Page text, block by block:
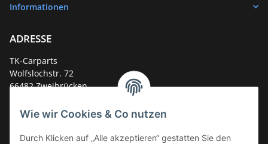
Wie wir Cookies & Co nutzen
Durch Klicken auf „Alle akzeptieren“ gestatten Sie den
Informationen
ADRESSE
TK-Carparts
Wolfslochstr. 72
66482 Zweibrücken
Service-Hotline +49 (0)6332 - 48 58 48
E-Mail:mail@tk-carparts.de